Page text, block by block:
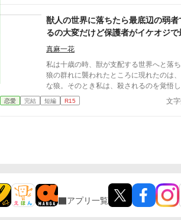
請けした嬢と幸せに暮らしているはずの彼
て―― 「お前への愛は焼き印のように刻まれてい
て、もう消えない」 ――失恋したと思い込んで逃げ
た黒服が、執着系騎士様に捕まって囲われ
小説家になろうにも投稿しています
獣人の世界に落ちたら最底辺の弱者
るの大変だけど保護者がイケオジで
い。
真麻一花
私は十歳の時、獣が支配する世界へと落ち
狼の群れに襲われたところに現れたのは
な狼。そのとき私は、殺されるのを覚悟
拾ったのは、獣人らしくないのに町を支
獣人だった。 なんとか生きてる。 でも、
恋愛 完結 短編 R15 文
アプリ一覧